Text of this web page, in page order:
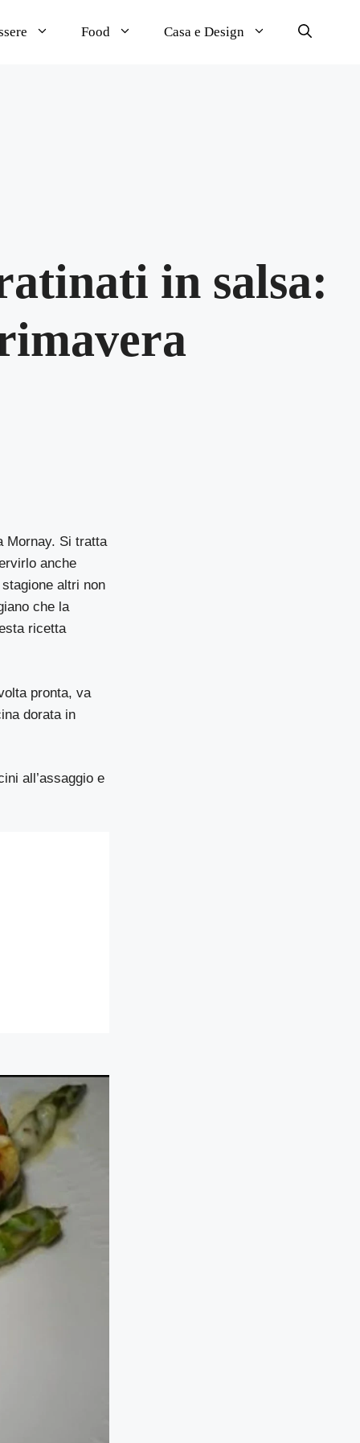
Food Casa e Design
in salsa:
Mornay. Si tratta
anche
altri non
che la
ricetta
pronta, va
dorata in
all’assaggio e